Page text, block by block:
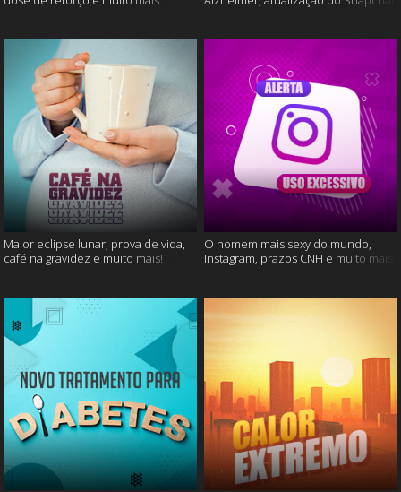
Maior eclipse lunar, prova de vida,
café na gravidez e muito mais!
O homem mais sexy do mundo,
Instagram, prazos CNH e muito mais!